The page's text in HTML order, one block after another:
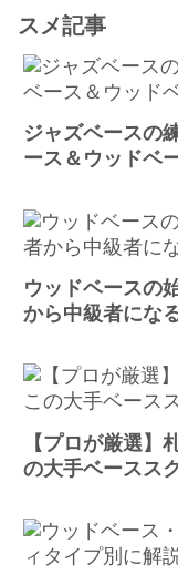
スメ記事
ジャズベースの
ース＆ウッドベ
ウッドベースの
から中級者にな
【プロが厳選】
の大手ベースス